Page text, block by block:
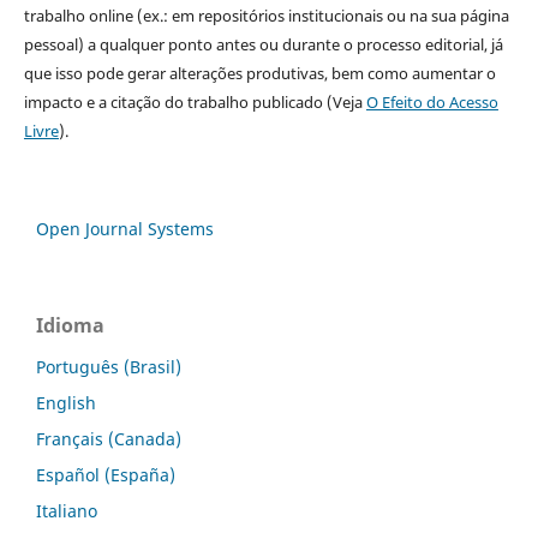
trabalho online (ex.: em repositórios institucionais ou na sua página
pessoal) a qualquer ponto antes ou durante o processo editorial, já
que isso pode gerar alterações produtivas, bem como aumentar o
impacto e a citação do trabalho publicado (VejaO Efeito do Acesso
Livre).
Open Journal Systems
Idioma
Português (Brasil)
English
Français (Canada)
Español (España)
Italiano